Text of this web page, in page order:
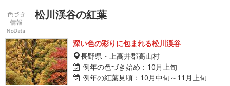
松川渓谷の紅葉
深い色の彩りに包まれる松川渓谷
長野県・上高井郡高山村
例年の色づき始め： 10月上旬
例年の紅葉見頃： 10月中旬～11月上旬